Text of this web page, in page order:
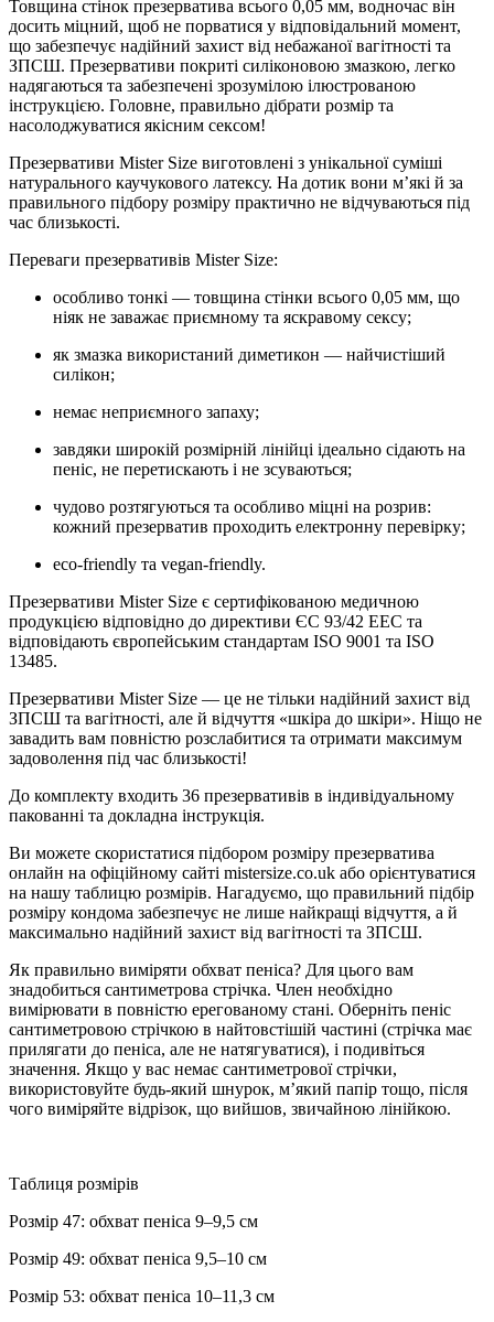
Товщина стінок презерватива всього 0,05 мм, водночас він
досить міцний, щоб не порватися у відповідальний момент,
що забезпечує надійний захист від небажаної вагітності та
ЗПСШ. Презервативи покриті силіконовою змазкою, легко
надягаються та забезпечені зрозумілою ілюстрованою
інструкцією. Головне, правильно дібрати розмір та
насолоджуватися якісним сексом!
Презервативи Mister Size виготовлені з унікальної суміші
натурального каучукового латексу. На дотик вони м’які й за
правильного підбору розміру практично не відчуваються під
час близькості.
Переваги презервативів Mister Size:
особливо тонкі — товщина стінки всього 0,05 мм, що
ніяк не заважає приємному та яскравому сексу;
як змазка використаний диметикон — найчистіший
силікон;
немає неприємного запаху;
завдяки широкій розмірній лінійці ідеально сідають на
пеніс, не перетискають і не зсуваються;
чудово розтягуються та особливо міцні на розрив:
кожний презерватив проходить електронну перевірку;
eco-friendly та vegan-friendly.
Презервативи Mister Size є сертифікованою медичною
продукцією відповідно до директиви ЄС 93/42 EEC та
відповідають європейським стандартам ISO 9001 та ISO
13485.
Презервативи Mister Size — це не тільки надійний захист від
ЗПСШ та вагітності, але й відчуття «шкіра до шкіри». Ніщо не
завадить вам повністю розслабитися та отримати максимум
задоволення під час близькості!
До комплекту входить 36 презервативів в індивідуальному
пакованні та докладна інструкція.
Ви можете скористатися підбором розміру презерватива
онлайн на офіційному сайті mistersize.co.uk або орієнтуватися
на нашу таблицю розмірів. Нагадуємо, що правильний підбір
розміру кондома забезпечує не лише найкращі відчуття, а й
максимально надійний захист від вагітності та ЗПСШ.
Як правильно виміряти обхват пеніса? Для цього вам
знадобиться сантиметрова стрічка. Член необхідно
вимірювати в повністю ерегованому стані. Оберніть пеніс
сантиметровою стрічкою в найтовстішій частині (стрічка має
прилягати до пеніса, але не натягуватися), і подивіться
значення. Якщо у вас немає сантиметрової стрічки,
використовуйте будь-який шнурок, м’який папір тощо, після
чого виміряйте відрізок, що вийшов, звичайною лінійкою.
Таблиця розмірів
Розмір 47: обхват пеніса 9–9,5 см
Розмір 49: обхват пеніса 9,5–10 см
Розмір 53: обхват пеніса 10–11,3 см